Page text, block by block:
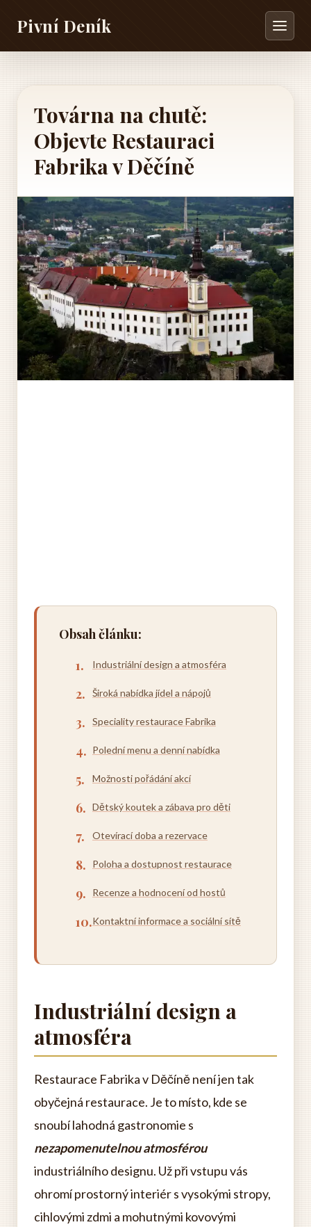
Pivní Deník
Továrna na chutě:
Objevte Restauraci
Fabrika v Děčíně
Obsah článku:
Industriální design a atmosféra
Široká nabídka jídel a nápojů
Speciality restaurace Fabrika
Polední menu a denní nabídka
Možnosti pořádání akcí
Dětský koutek a zábava pro děti
Otevírací doba a rezervace
Poloha a dostupnost restaurace
Recenze a hodnocení od hostů
Kontaktní informace a sociální sítě
Industriální design a
atmosféra
Restaurace Fabrika v Děčíně není jen tak
obyčejná restaurace. Je to místo, kde se
snoubí lahodná gastronomie s
nezapomenutelnou atmosférou
industriálního designu. Už při vstupu vás
ohromí prostorný interiér s vysokými stropy,
cihlovými zdmi a mohutnými kovovými